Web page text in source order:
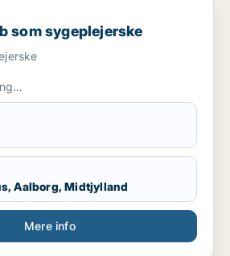
sygeplejerske
som sygeplejerske
privatklinik
Aalborg, Midtjylland
Mere info